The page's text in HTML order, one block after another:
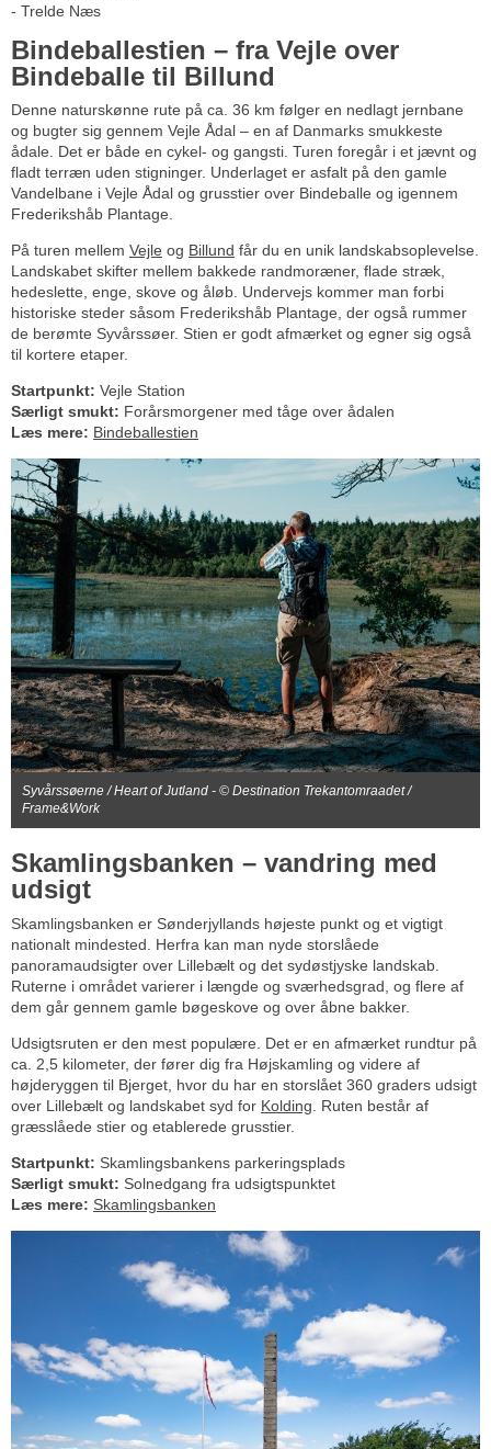
- Trelde Næs
Bindeballestien – fra Vejle over
Bindeballe til Billund
Denne naturskønne rute på ca. 36 km følger en nedlagt jernbane
og bugter sig gennem Vejle Ådal – en af Danmarks smukkeste
ådale. Det er både en cykel- og gangsti. Turen foregår i et jævnt og
fladt terræn uden stigninger. Underlaget er asfalt på den gamle
Vandelbane i Vejle Ådal og grusstier over Bindeballe og igennem
Frederikshåb Plantage.
På turen mellem Vejle og Billund får du en unik landskabsoplevelse.
Landskabet skifter mellem bakkede randmoræner, flade stræk,
hedeslette, enge, skove og åløb. Undervejs kommer man forbi
historiske steder såsom Frederikshåb Plantage, der også rummer
de berømte Syvårssøer. Stien er godt afmærket og egner sig også
til kortere etaper.
Startpunkt: Vejle Station
Særligt smukt: Forårsmorgener med tåge over ådalen
Læs mere: Bindeballestien
Syvårssøerne / Heart of Jutland - © Destination Trekantomraadet /
Frame&Work
Skamlingsbanken – vandring med
udsigt
Skamlingsbanken er Sønderjyllands højeste punkt og et vigtigt
nationalt mindested. Herfra kan man nyde storslåede
panoramaudsigter over Lillebælt og det sydøstjyske landskab.
Ruterne i området varierer i længde og sværhedsgrad, og flere af
dem går gennem gamle bøgeskove og over åbne bakker.
Udsigtsruten er den mest populære. Det er en afmærket rundtur på
ca. 2,5 kilometer, der fører dig fra Højskamling og videre af
højderyggen til Bjerget, hvor du har en storslået 360 graders udsigt
over Lillebælt og landskabet syd for Kolding . Ruten består af
græsslåede stier og etablerede grusstier.
Startpunkt: Skamlingsbankens parkeringsplads
Særligt smukt: Solnedgang fra udsigtspunktet
Læs mere: Skamlingsbanken